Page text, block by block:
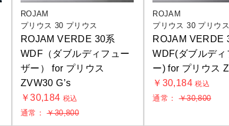
ROJAM
プリウス 30 プリウス
ROJAM VERDE 30系
WDF（ダブルディフュー
ザー） for プリウス
ZVW30 G’s
￥30,184 税込
通常：￥30,800
ROJAM
プリウス 30 プリウス
ROJAM VERDE
WDF(ダブルディ
ー) for プリウス
￥30,184税込
通常：￥30,800